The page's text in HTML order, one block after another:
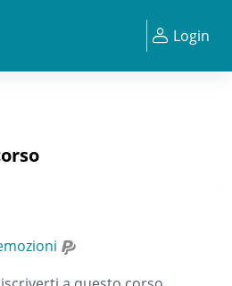
Login